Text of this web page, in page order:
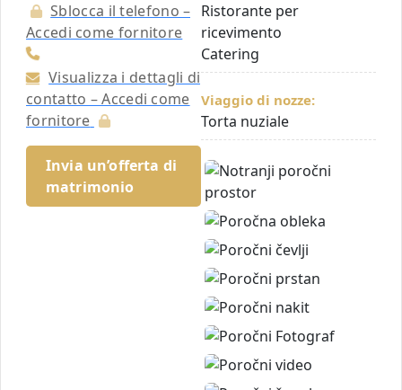
Sblocca il telefono –
Accedi come fornitore
Visualizza i dettagli di
contatto – Accedi come
fornitore
Invia un’offerta di
matrimonio
Ristorante per
ricevimento
Catering
Viaggio di nozze:
Torta nuziale